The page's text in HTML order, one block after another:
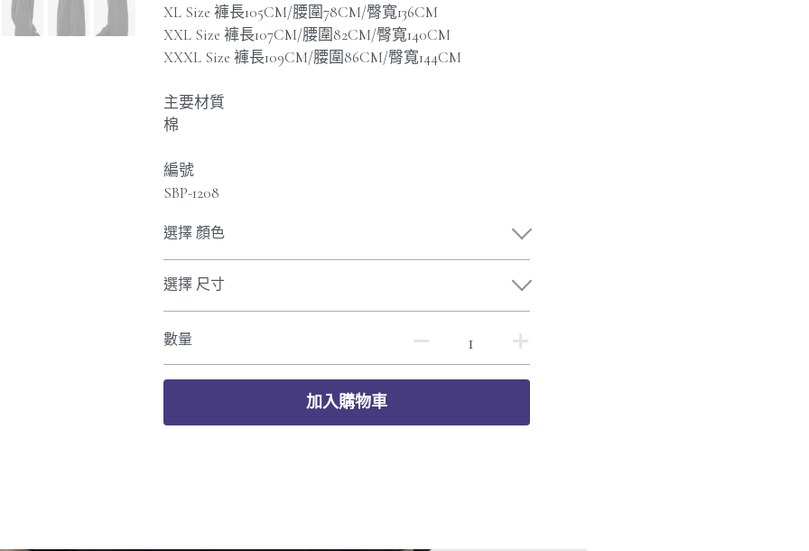
XL Size 褲長105CM/腰圍78CM/臀寬136CM
XXL Size 褲長107CM/腰圍82CM/臀寬140CM
XXXL Size 褲長109CM/腰圍86CM/臀寬144CM
主要材質
棉
編號
SBP-1208
選擇 顏色
選擇 尺寸
數量
加入購物車